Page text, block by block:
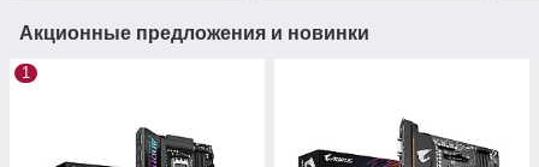
Акционные предложения и новинки
1